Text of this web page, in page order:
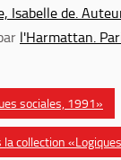
Isabelle de.
l'Harmattan.
sociales, 1991»
collection